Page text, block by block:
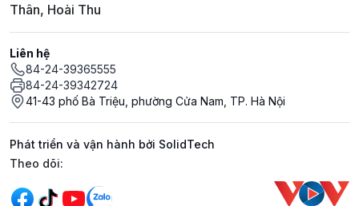
Thân, Hoài Thu
Liên hệ
84-24-39365555
84-24-39342724
41-43 phố Bà Triệu, phường Cửa Nam, TP. Hà Nội
Phát triển và vận hành bởi SolidTech
Mạng xã hội
Theo dõi: